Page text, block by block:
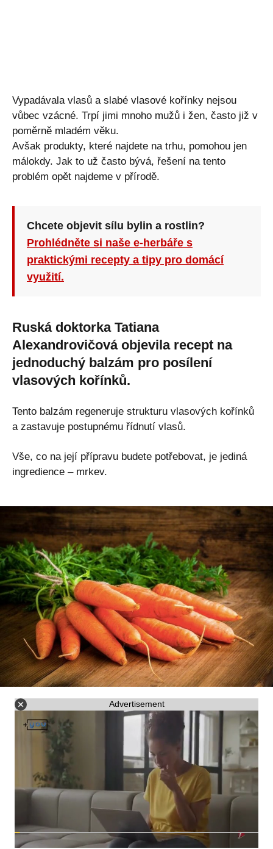
Vypadávala vlasů a slabé vlasové kořínky nejsou
vůbec vzácné. Trpí jimi mnoho mužů i žen, často již v
poměrně mladém věku.
Avšak produkty, které najdete na trhu, pomohou jen
málokdy. Jak to už často bývá, řešení na tento
problém opět najdeme v přírodě.
Chcete objevit sílu bylin a rostlin?
Prohlédněte si naše e-herbáře s
praktickými recepty a tipy pro domácí
využití.
Ruská doktorka Tatiana
Alexandrovičová objevila recept na
jednoduchý balzám pro posílení
vlasových kořínků.
Tento balzám regeneruje strukturu vlasových kořínků
a zastavuje postupnému řídnutí vlasů.
Vše, co na její přípravu budete potřebovat, je jediná
ingredience – mrkev.
Advertisement